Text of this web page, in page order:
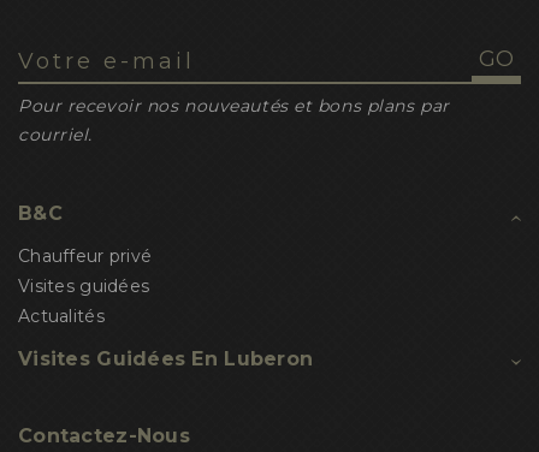
Pour recevoir nos nouveautés et bons plans par
courriel.
B&C
Chauffeur privé
Visites guidées
Actualités
Visites Guidées En Luberon
Contactez-Nous